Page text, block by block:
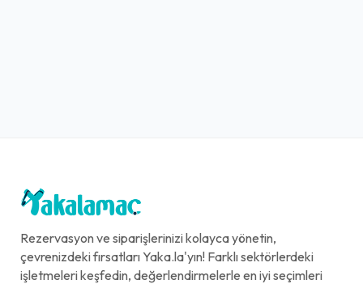
Rezervasyon ve siparişlerinizi kolayca yönetin,
çevrenizdeki fırsatları Yaka.la'yın! Farklı sektörlerdeki
işletmeleri keşfedin, değerlendirmelerle en iyi seçimleri